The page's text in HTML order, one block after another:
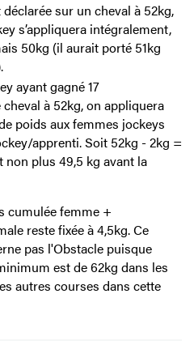
sur un cheval à 52kg,
s’appliquera intégralement,
50kg (il aurait porté 51kg
ayant gagné 17
à 52kg, on appliquera
poids aux femmes jockeys
apprenti. Soit 52kg - 2kg =
plus 49,5 kg avant la
cumulée femme +
reste fixée à 4,5kg. Ce
pas l'Obstacle puisque
est de 62kg dans les
autres courses dans cette